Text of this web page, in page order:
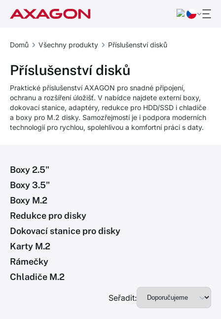
Domů Všechny produkty Příslušenství disků
Příslušenství disků
Praktické příslušenství AXAGON pro snadné připojení,
ochranu a rozšíření úložišť. V nabídce najdete externí boxy,
dokovací stanice, adaptéry, redukce pro HDD/SSD i chladiče
a boxy pro M.2 disky. Samozřejmostí je i podpora moderních
technologií pro rychlou, spolehlivou a komfortní práci s daty.
Boxy 2.5"
Boxy 3.5"
Boxy M.2
Redukce pro disky
Dokovací stanice pro disky
Karty M.2
Rámečky
Chladiče M.2
Seřadit: